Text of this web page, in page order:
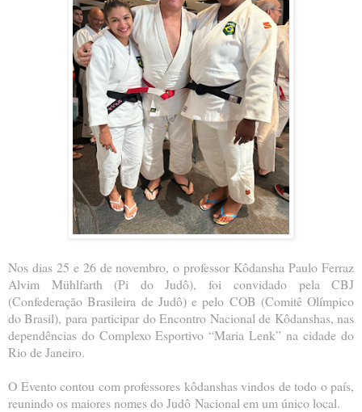
Nos dias 25 e 26 de novembro, o professor Kôdansha Paulo Ferraz
Alvim Mühlfarth (Pi do Judô), foi convidado pela CBJ
(Confederação Brasileira de Judô) e pelo COB (Comitê Olímpico
do Brasil), paraparticipar do Encontro Nacional de Kôdanshas, nas
dependências do Complexo Esportivo “Maria Lenk” nacidade do
Rio de Janeiro.
O Evento contou com professores kôdanshas vindos de todo o país,
reunindo os maiores nomes do Judô Nacional em um único local.